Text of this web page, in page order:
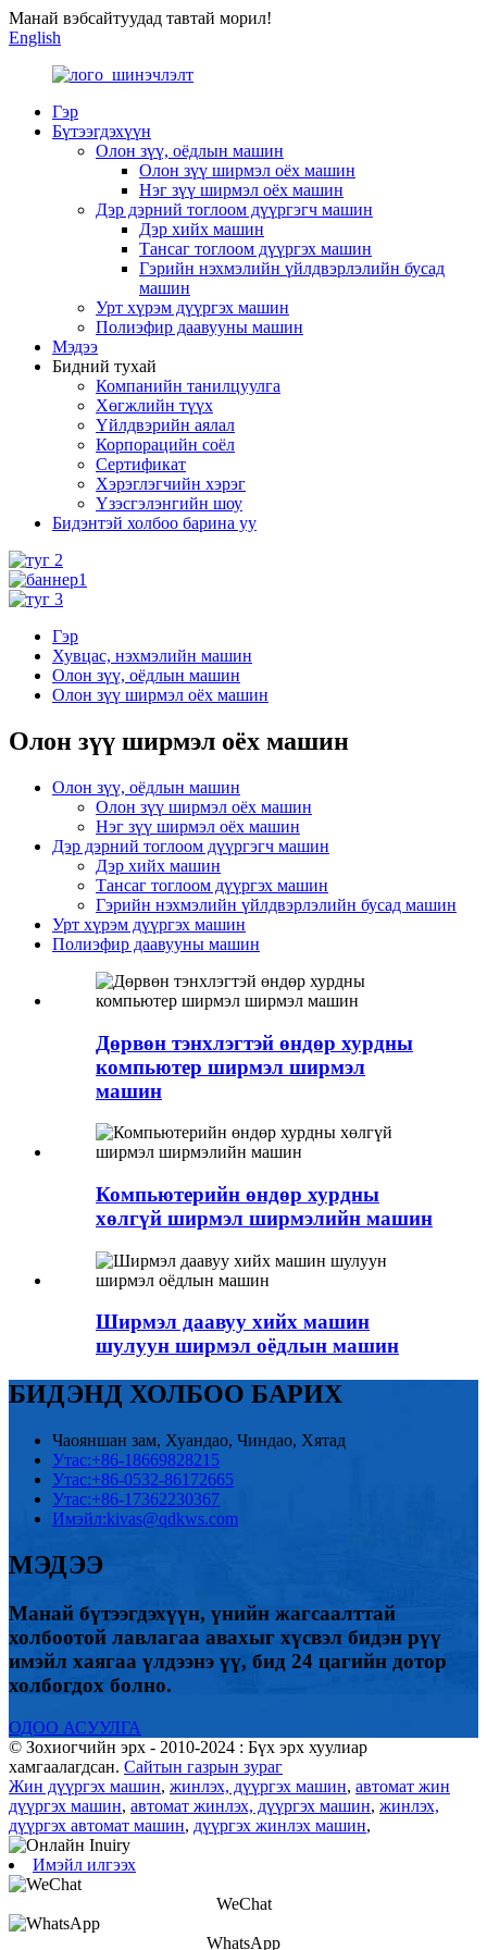
Манай вэбсайтуудад тавтай морил!
English
Гэр
Бүтээгдэхүүн
Олон зүү, оёдлын машин
Олон зүү ширмэл оёх машин
Нэг зүү ширмэл оёх машин
Дэр дэрний тоглоом дүүргэгч машин
Дэр хийх машин
Тансаг тоглоом дүүргэх машин
Гэрийн нэхмэлийн үйлдвэрлэлийн бусад
машин
Урт хүрэм дүүргэх машин
Полиэфир даавууны машин
Мэдээ
Бидний тухай
Компанийн танилцуулга
Хөгжлийн түүх
Үйлдвэрийн аялал
Корпорацийн соёл
Сертификат
Хэрэглэгчийн хэрэг
Үзэсгэлэнгийн шоу
Бидэнтэй холбоо барина уу
Гэр
Хувцас, нэхмэлийн машин
Олон зүү, оёдлын машин
Олон зүү ширмэл оёх машин
Олон зүү ширмэл оёх машин
Олон зүү, оёдлын машин
Олон зүү ширмэл оёх машин
Нэг зүү ширмэл оёх машин
Дэр дэрний тоглоом дүүргэгч машин
Дэр хийх машин
Тансаг тоглоом дүүргэх машин
Гэрийн нэхмэлийн үйлдвэрлэлийн бусад машин
Урт хүрэм дүүргэх машин
Полиэфир даавууны машин
Дөрвөн тэнхлэгтэй өндөр хурдны
компьютер ширмэл ширмэл
машин
Компьютерийн өндөр хурдны
хөлгүй ширмэл ширмэлийн машин
Ширмэл даавуу хийх машин
шулуун ширмэл оёдлын машин
БИДЭНД ХОЛБОО БАРИХ
Чаояншан зам, Хуандао, Чиндао, Хятад
Утас:+86-18669828215
Утас:+86-0532-86172665
Утас:+86-17362230367
Имэйл:kivas@qdkws.com
МЭДЭЭ
Манай бүтээгдэхүүн, үнийн жагсаалттай
холбоотой лавлагаа авахыг хүсвэл бидэн рүү
имэйл хаягаа үлдээнэ үү, бид 24 цагийн дотор
холбогдох болно.
ОДОО АСУУЛГА
© Зохиогчийн эрх - 2010-2024 : Бүх эрх хуулиар
хамгаалагдсан. Сайтын газрын зураг
Жин дүүргэх машин, жинлэх, дүүргэх машин, автомат жин
дүүргэх машин, автомат жинлэх, дүүргэх машин, жинлэх,
дүүргэх автомат машин, дүүргэх жинлэх машин,
Имэйл илгээх
WeChat
WhatsApp